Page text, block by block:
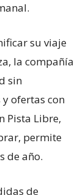
su viaje
la compañía
sin
ofertas con
Pista Libre,
permite
de año.
de